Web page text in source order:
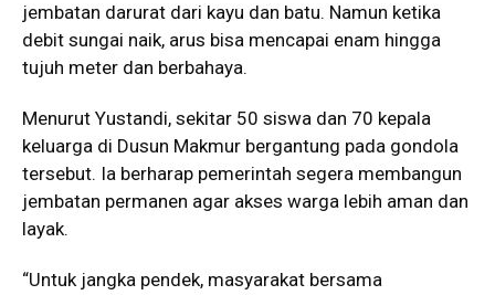
jembatan darurat dari kayu dan batu. Namun ketika
debit sungai naik, arus bisa mencapai enam hingga
tujuh meter dan berbahaya.
Menurut Yustandi, sekitar 50 siswa dan 70 kepala
keluarga di Dusun Makmur bergantung pada gondola
tersebut. Ia berharap pemerintah segera membangun
jembatan permanen agar akses warga lebih aman dan
layak.
“Untuk jangka pendek, masyarakat bersama